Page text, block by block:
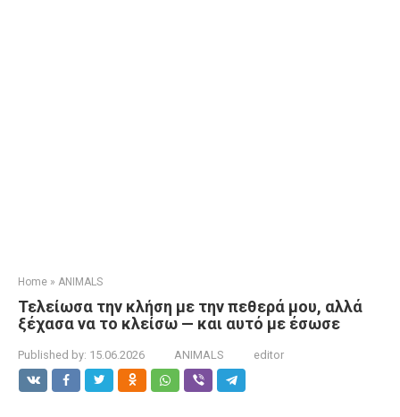
Home » ANIMALS
Τελείωσα την κλήση με την πεθερά μου, αλλά
ξέχασα να το κλείσω — και αυτό με έσωσε
Published by: 15.06.2026 ANIMALS editor